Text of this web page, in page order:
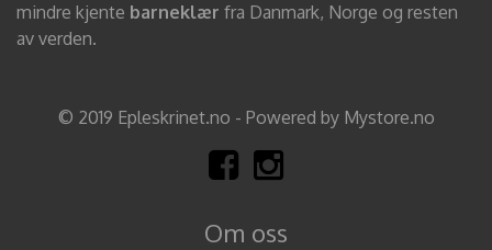
mindre kjente barneklær fra Danmark, Norge og resten
av verden.
© 2019 Epleskrinet.no - Powered by Mystore.no
Om oss